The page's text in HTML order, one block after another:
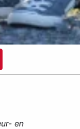
en